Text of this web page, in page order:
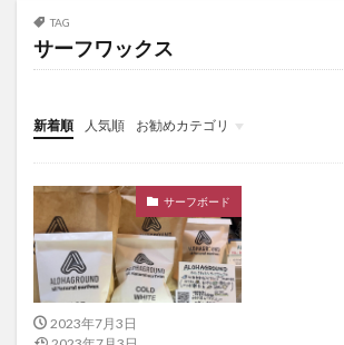
TAG
サーフワックス
新着順 人気順 お勧めカテゴリ
イベント
サーフィンスクール
サーフボード
2023年7月3日